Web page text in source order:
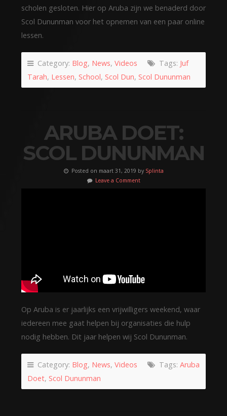
scholen gesloten. Hier op Aruba zijn we benaderd door
Scol Dununman voor het opnemen van een paar online
lessen.
Category: Blog, News, Videos Tags: Juf
Tarah, Lessen, School, Scol Dun, Scol Dununman
ARUBA DOET:
SCOL DUNUNMAN
Posted on maart 31, 2019 by Splinta
Leave a Comment
Op Aruba is er jaarlijks een vrijwilligers weekend, waar
iedereen mee gaat helpen bij organisaties die hulp
nodig hebben. Dit jaar helpen wij Scol Dununman.
Category: Blog, News, Videos Tags: Aruba
Doet, Scol Dununman